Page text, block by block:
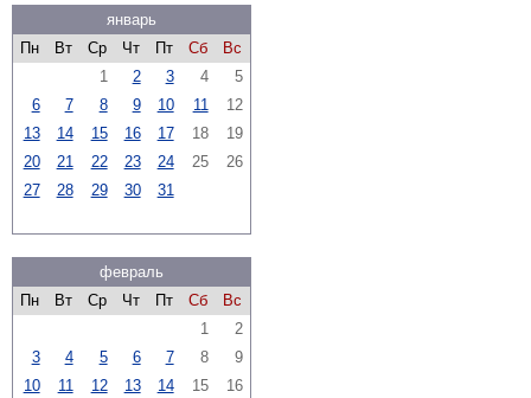
январь
Пн
Вт Ср Чт Пт Сб
Вс
1
2 3 4
5
6
7 8 9 10 11
12
13
14 15 16 17 18
19
20
21 22 23 24 25
26
27
28 29 30 31
февраль
Пн
Вт Ср Чт Пт Сб
Вс
1
2
3
4 5 6 7 8
9
10
11 12 13 14 15 16